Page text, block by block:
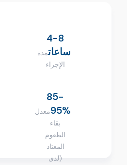
4-8
ساعاتمدة
الإجراء
85-
95%معدل
بقاء
الطعوم
المعتاد
(لدى